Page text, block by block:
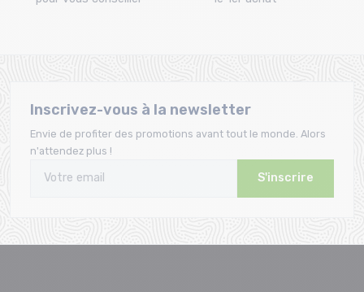
Inscrivez-vous à la newsletter
Envie de profiter des promotions avant tout le monde. Alors
n'attendez plus !
S'inscrire